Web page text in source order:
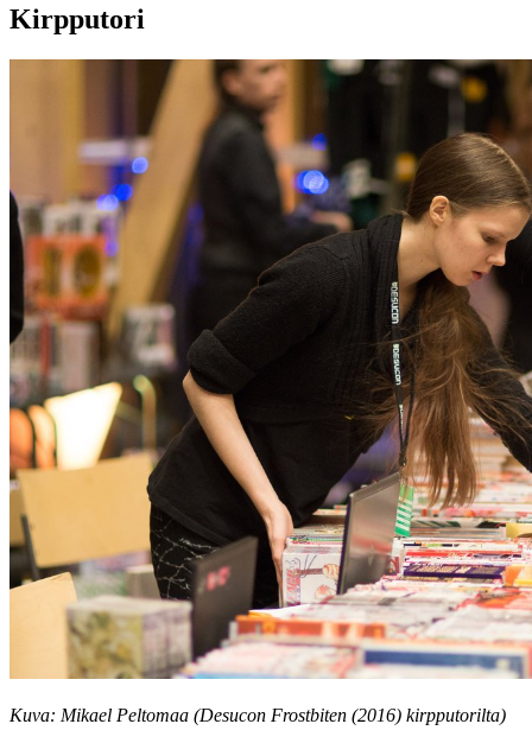
Kirpputori
Kuva: Mikael Peltomaa (Desucon Frostbiten (2016) kirpputorilta)